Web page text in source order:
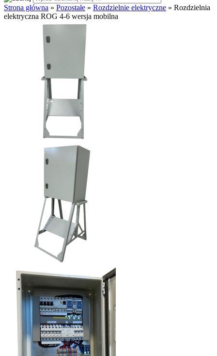
Strona główna » Pozostałe » Rozdzielnie elektryczne » Rozdzielnia
elektryczna ROG 4-6 wersja mobilna